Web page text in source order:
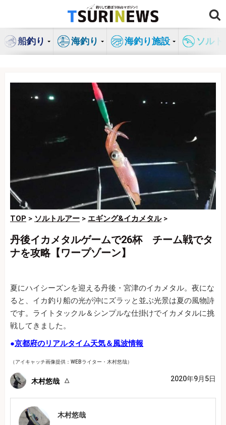
ン
船釣り 海釣り 海釣り施設 ソル
TOP > ソルトルアー > エギング&イカメタル>
丹後イカメタルゲームで26杯 チーム戦でタ
ナを攻略【ワープゾーン】
夏にハイシーズンを迎える丹後・宮津のイカメタル。夜にな
ると、イカ釣り船の光が沖にズラッと並ぶ光景は夏の風物詩
です。ライトタックル＆シンプルな仕掛けでイカメタルに挑
戦してきました。
●京都府のリアルタイム天気＆風波情報
（アイキャッチ画像提供：WEBライター・木村悠哉）
木村悠哉 2020年9月5日
木村悠哉